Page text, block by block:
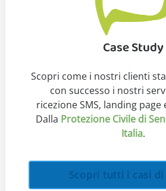
Case Study
Scopri come i nostri clienti
con successo i nostri
ricezione SMS, landing page
Dalla Protezione Civile di
Italia.
Scopri tutti i casi